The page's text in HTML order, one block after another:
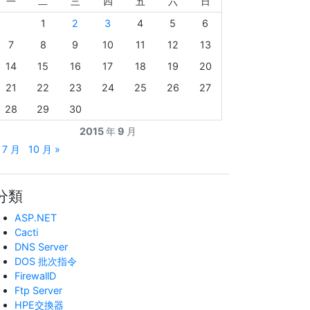
2015 年 9 月
1
2 3 4 5
6
7
8 9 10 11 12
13
14
15 16 17 18 19
20
21
22 23 24 25 26
27
28
29 30
月 10 月 »
類
ASP.NET
Cacti
DNS Server
DOS 批次指令
FirewallD
Ftp Server
HPE交換器